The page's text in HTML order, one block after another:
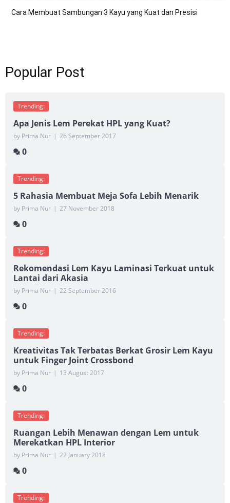
Cara Membuat Sambungan 3 Kayu yang Kuat dan Presisi
Popular Post
Trending:
Apa Jenis Lem Perekat HPL yang Kuat?
by Prima Nur | 26 September 2017
0
Trending:
5 Rahasia Membuat Meja Sofa Lebih Menarik
by Prima Nur | 27 November 2018
0
Trending:
Rekomendasi Lem Kayu Laminasi Terkuat untuk
Lantai dari Akasia
by Prima Nur | 22 September 2016
0
Trending:
Kreativitas Tak Terbatas Berkat Grosir Lem Kayu
untuk Finger Joint Crossbond
by Prima Nur | 13 August 2017
0
Trending:
Ruangan Lebih Menawan dengan Lem untuk
Merekatkan HPL Interior
by Prima Nur | 22 January 2018
0
Trending: